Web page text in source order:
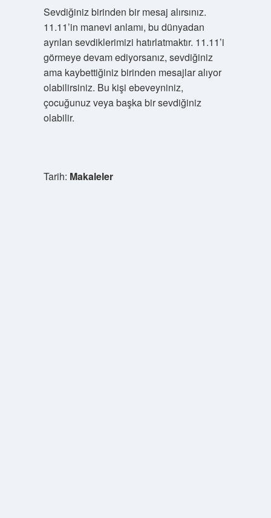
Sevdiğiniz birinden bir mesaj alırsınız.
11.11’in manevi anlamı, bu dünyadan
ayrılan sevdiklerimizi hatırlatmaktır. 11.11’i
görmeye devam ediyorsanız, sevdiğiniz
ama kaybettiğiniz birinden mesajlar alıyor
olabilirsiniz. Bu kişi ebeveyniniz,
çocuğunuz veya başka bir sevdiğiniz
olabilir.
Tarih: Makaleler